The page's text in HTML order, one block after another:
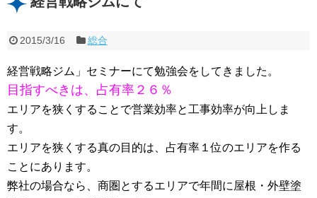
2015/3/16 総合
経営戦略ジム」セミナーにて勉強会をしてきました。
目指すべきは、占有率２６％
エリアを狭くすることで営業効率と工事効率が向上しま
す。
エリアを狭くする真の目的は、占有率１位のエリアを作る
ことにあります。
弊社の場合なら、商圏とするエリアで年間に屋根・外壁塗